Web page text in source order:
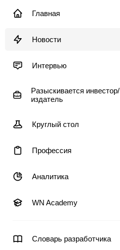
Главная
Новости
Интервью
Разыскивается инвестор/
издатель
Круглый стол
Профессия
Аналитика
WN Academy
Словарь разработчика